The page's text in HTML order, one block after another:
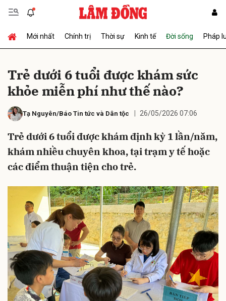
Mới nhất Chính trị Thời sự Kinh tế Đời sống Pháp
Trẻ dưới 6 tuổi được khám sức
khỏe miễn phí như thế nào?
Tạ Nguyên/Báo Tin tức và Dân tộc 26/05/2026 07:06
Trẻ dưới 6 tuổi được khám định kỳ 1 lần/năm,
khám nhiều chuyên khoa, tại trạm y tế hoặc
các điểm thuận tiện cho trẻ.
Gửi bình luận
Hủy Gửi